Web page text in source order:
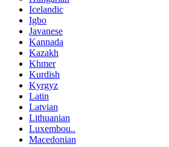
Icelandic
Igbo
Javanese
Kannada
Kazakh
Khmer
Kurdish
Kyrgyz
Latin
Latvian
Lithuanian
Luxembou..
Macedonian